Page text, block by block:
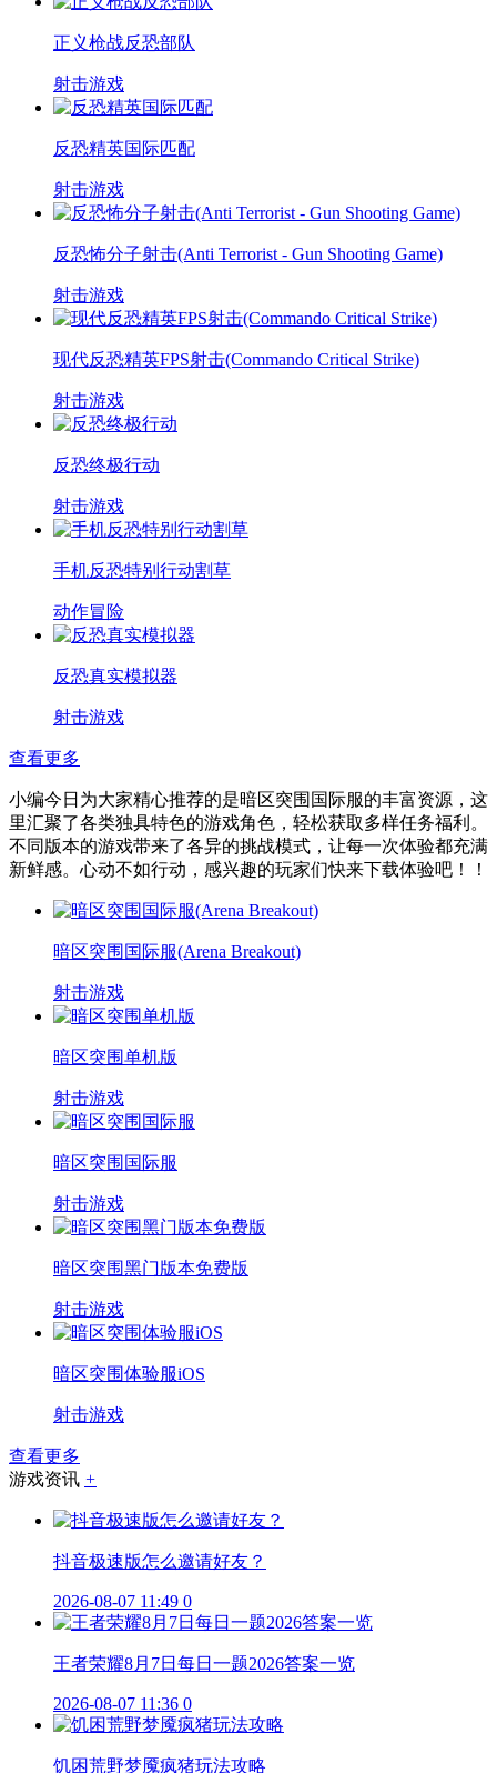
正义枪战反恐部队
射击游戏
反恐精英国际匹配
射击游戏
反恐怖分子射击(Anti Terrorist - Gun Shooting Game)
射击游戏
现代反恐精英FPS射击(Commando Critical Strike)
射击游戏
反恐终极行动
射击游戏
手机反恐特别行动割草
动作冒险
反恐真实模拟器
射击游戏
查看更多
小编今日为大家精心推荐的是暗区突围国际服的丰富资源，这
里汇聚了各类独具特色的游戏角色，轻松获取多样任务福利。
不同版本的游戏带来了各异的挑战模式，让每一次体验都充满
新鲜感。心动不如行动，感兴趣的玩家们快来下载体验吧！！
暗区突围国际服(Arena Breakout)
射击游戏
暗区突围单机版
射击游戏
暗区突围国际服
射击游戏
暗区突围黑门版本免费版
射击游戏
暗区突围体验服iOS
射击游戏
查看更多
游戏资讯 +
抖音极速版怎么邀请好友？
2026-08-07 11:49 0
王者荣耀8月7日每日一题2026答案一览
2026-08-07 11:36 0
饥困荒野梦魇疯猪玩法攻略